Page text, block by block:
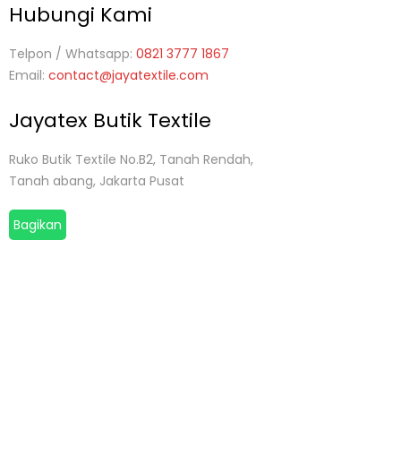
Hubungi Kami
Telpon / Whatsapp: 0821 3777 1867
Email: contact@jayatextile.com
Jayatex Butik Textile
Ruko Butik Textile No.B2, Tanah Rendah,
Tanah abang, Jakarta Pusat
Bagikan